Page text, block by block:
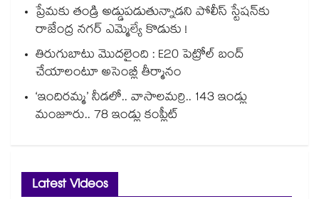
ప్రేమకు తండ్రి అడ్డుపడుతున్నాడని పోలీస్ స్టేషన్⁪కు
రాజేంద్ర నగర్ ఎమ్మెల్యే కొడుకు !
తిరుగుబాటు మొదలైంది : E20 పెట్రోల్ బంద్
చేయాలంటూ అసెంబ్లీ తీర్మానం
‘ఇందిరమ్మ’ నీడలో.. వాసాలమర్రి.. 143 ఇండ్లు
మంజూరు.. 78 ఇండ్లు కంప్లీట్
Latest Videos